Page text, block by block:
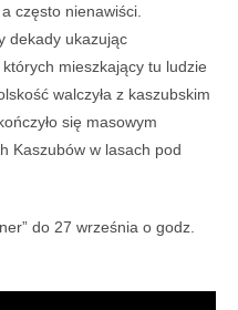
często nienawiści.
dekady ukazując
mieszkający tu ludzie
walczyła z kaszubskim
się masowym
Kaszubów w lasach pod
do 27 września o godz.